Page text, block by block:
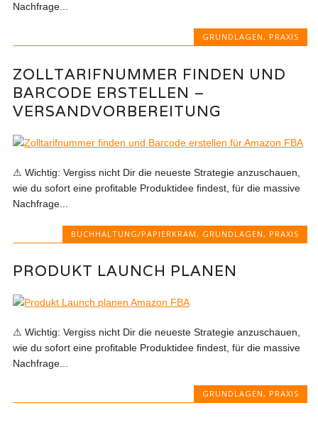
Nachfrage...
GRUNDLAGEN, PRAXIS
ZOLLTARIFNUMMER FINDEN UND
BARCODE ERSTELLEN –
VERSANDVORBEREITUNG
⚠ Wichtig: Vergiss nicht Dir die neueste Strategie anzuschauen,
wie du sofort eine profitable Produktidee findest, für die massive
Nachfrage...
BUCHHALTUNG/PAPIERKRAM , GRUNDLAGEN , PRAXIS
PRODUKT LAUNCH PLANEN
⚠ Wichtig: Vergiss nicht Dir die neueste Strategie anzuschauen,
wie du sofort eine profitable Produktidee findest, für die massive
Nachfrage...
GRUNDLAGEN, PRAXIS